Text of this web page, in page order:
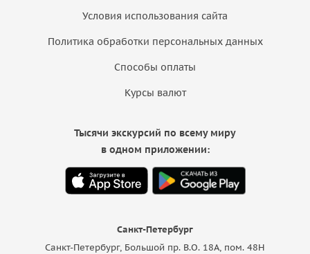
Условия использования сайта
Политика обработки персональных данных
Способы оплаты
Курсы валют
Санкт-Петербург
Санкт-Петербург, Большой пр. В.О. 18A, пом. 48Н
Тысячи экскурсий по всему миру
в одном приложении: